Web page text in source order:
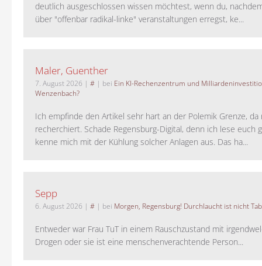
deutlich ausgeschlossen wissen möchtest, wenn du,
über "offenbar radikal-linke" veranstaltungen erregst, ke...
Maler, Guenther
7. August 2026 | # | bei Ein KI-Rechenzentrum und
Wenzenbach?
Ich empfinde den Artikel sehr hart an der Polemik Grenze,
recherchiert. Schade Regensburg-Digital, denn ich lese euch
kenne mich mit der Kühlung solcher Anlagen aus. Das ha...
Sepp
6. August 2026 | # | bei Morgen, Regensburg! Durchlaucht ist nicht
Entweder war Frau TuT in einem Rauschzustand mit
Drogen oder sie ist eine menschenverachtende Person...